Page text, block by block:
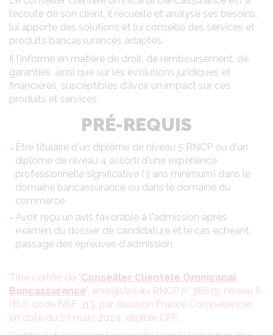
l’écoute de son client, il recueille et analyse ses besoins,
lui apporte des solutions et lui conseille des services et
produits bancassurances adaptés.
Il l’informe en matière de droit, de remboursement, de
garanties, ainsi que sur les évolutions juridiques et
financières, susceptibles d’avoir un impact sur ces
produits et services.
PRÉ-REQUIS
Être titulaire d'un diplôme de niveau 5 RNCP ou d'un
diplôme de niveau 4 assorti d'une expérience
professionnelle significative (3 ans minimum) dans le
domaine bancassurance ou dans le domaine du
commerce
Avoir reçu un avis favorable à l'admission après
examen du dossier de candidature et le cas échéant,
passage des épreuves d'admission
Titre certifié de "Conseiller Clientèle Omnicanal
Bancassurance", enregistré au RNCP n° 38815, niveau 6
(EU), code NSF 313, par décision France Compétences
en date du 27 mars 2024, éligible CPF.